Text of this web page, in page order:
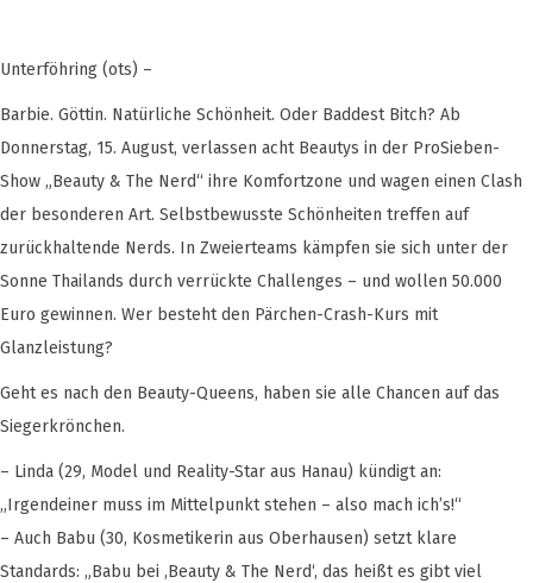
Unterföhring (ots) –
Barbie. Göttin. Natürliche Schönheit. Oder Baddest Bitch? Ab
Donnerstag, 15. August, verlassen acht Beautys in der ProSieben-
Show „Beauty & The Nerd“ ihre Komfortzone und wagen einen Clash
der besonderen Art. Selbstbewusste Schönheiten treffen auf
zurückhaltende Nerds. In Zweierteams kämpfen sie sich unter der
Sonne Thailands durch verrückte Challenges – und wollen 50.000
Euro gewinnen. Wer besteht den Pärchen-Crash-Kurs mit
Glanzleistung?
Geht es nach den Beauty-Queens, haben sie alle Chancen auf das
Siegerkrönchen.
– Linda (29, Model und Reality-Star aus Hanau) kündigt an:
„Irgendeiner muss im Mittelpunkt stehen – also mach ich’s!“
– Auch Babu (30, Kosmetikerin aus Oberhausen) setzt klare
Standards: „Babu bei ,Beauty & The Nerd‘, das heißt es gibt viel